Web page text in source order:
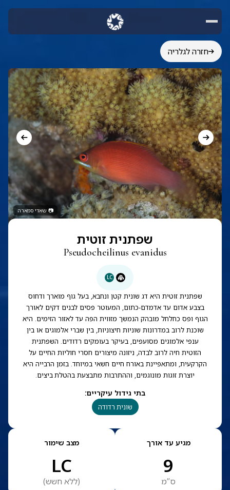
חזרה לגלריה
📷 שאדי סמארה
שפתנית זוטית
Pseudocheilinus evanidus
LC
שפתנית זוטית היא דג שונית קטן ונחבא, בעל גוף מוארך ודחוס
בצבע אדום עד אדמדם-כתום, המעוטר פסים לבנים דקים לאורך
הגוף ופס כחלחל מובהק הנמשך מזווית הפה עד לאזור הזימים. היא
שוכנת לרוב במדרונות שוניות חיצוניות, בין שברי אלמוגים או בין
ענפי אלמוגים מסועפים, בעיקר בעומקים רדודים. השפתנית
הזוטית חיה לרוב לבדה, ניזונה מיצורים חסרי חוליות החיים על
הקרקעית, ומתאפיינת באורח חיים חשאי במיוחד. בזמן הרבייה היא
יוצרת זוגות מונוגמים, וההתרבות מתבצעת בהטלת ביצים.
בתי גידול עיקריים:
שונית רדודה
מגיע עד אורך
9
ס”מ
מצב שימור
LC
(ללא חשש)